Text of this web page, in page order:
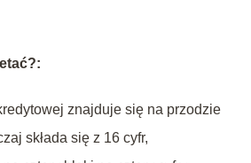
znajduje się na przodzie
składa się z 16 cyfr,